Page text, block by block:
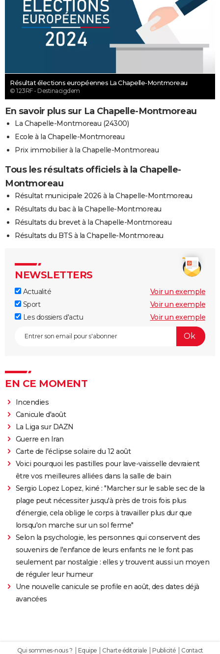
Résultat élections européennes La Chapelle-Montmoreau
© 123RF - Destinacigdem
En savoir plus sur La Chapelle-Montmoreau
La Chapelle-Montmoreau (24300)
Ecole à la Chapelle-Montmoreau
Prix immobilier à la Chapelle-Montmoreau
Tous les résultats officiels à la Chapelle-
Montmoreau
Résultat municipale 2026 à la Chapelle-Montmoreau
Résultats du bac à la Chapelle-Montmoreau
Résultats du brevet à la Chapelle-Montmoreau
Résultats du BTS à la Chapelle-Montmoreau
NEWSLETTERS
Actualité
Voir un exemple
Sport
Voir un exemple
Les dossiers d'actu
Voir un exemple
EN CE MOMENT
Incendies
Canicule d'août
La Liga sur DAZN
Guerre en Iran
Carte de l'éclipse solaire du 12 août
Voici pourquoi les pastilles pour lave-vaisselle devraient
être vos meilleures alliées dans la salle de bain
Sergio Lopez Lopez, kiné : "Marcher sur le sable sec de la
plage peut nécessiter jusqu'à près de trois fois plus
d'énergie, cela oblige le corps à travailler plus dur que
lorsqu'on marche sur un sol ferme"
Selon la psychologie, les personnes qui conservent des
souvenirs de l'enfance de leurs enfants ne le font pas
seulement par nostalgie : elles y trouvent aussi un moyen
de réguler leur humeur
Une nouvelle canicule se profile en août, des dates déjà
avancées
Qui sommes-nous ? Equipe Charte éditoriale Publicité Contact